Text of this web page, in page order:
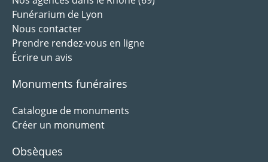
Funérarium de Lyon
Nous contacter
Prendre rendez-vous en ligne
Écrire un avis
Monuments funéraires
Catalogue de monuments
Créer un monument
Obsèques